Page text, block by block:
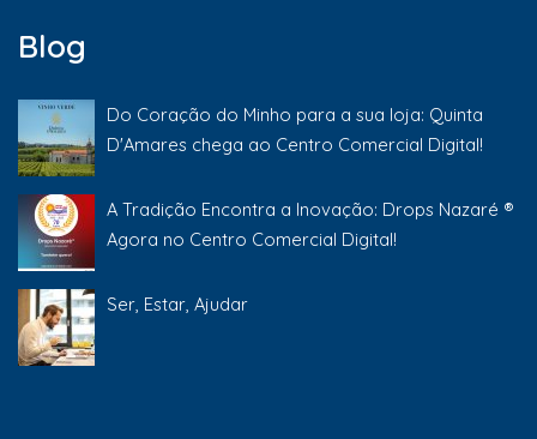
Blog
Do Coração do Minho para a sua loja: Quinta
D'Amares chega ao Centro Comercial Digital!
A Tradição Encontra a Inovação: Drops Nazaré ®
Agora no Centro Comercial Digital!
Ser, Estar, Ajudar